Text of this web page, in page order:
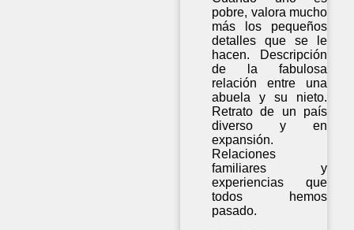
pobre, valora mucho
más los pequeños
detalles que se le
hacen. Descripción
de la fabulosa
relación entre una
abuela y su nieto.
Retrato de un país
diverso y en
expansión.
Relaciones
familiares y
experiencias que
todos hemos
pasado.